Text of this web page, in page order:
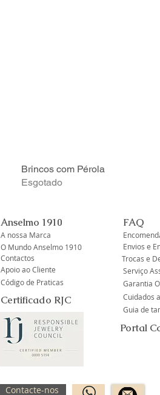
Brincos com Pérola
Esgotado
Anselmo 1910
A nossa Marca
O Mundo Anselmo 1910
Contactos
Apoio ao Cliente
FAQ
Envios e
Trocas e
Serviço
Garantia
Cuidados
Guia de
Código de Praticas
Certificado RJC
Portal
Contacte-nos